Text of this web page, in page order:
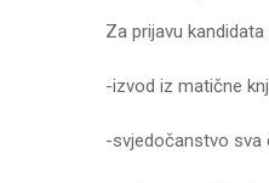
Za prijavu
-izvod iz matične
-svjedočanstvo sva